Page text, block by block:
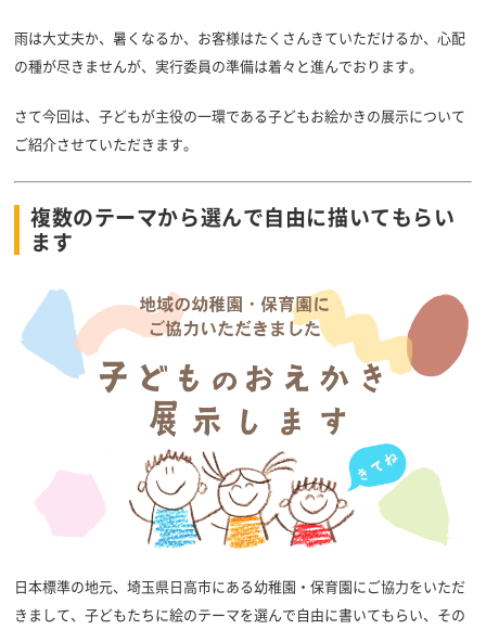
雨は大丈夫か、暑くなるか、お客様はたくさんきていただけるか、心配
の種が尽きませんが、実行委員の準備は着々と進んでおります。
さて今回は、子どもが主役の一環である子どもお絵かきの展示について
ご紹介させていただきます。
複数のテーマから選んで自由に描いてもらい
ます
日本標準の地元、埼玉県日高市にある幼稚園・保育園にご協力をいただ
きまして、子どもたちに絵のテーマを選んで自由に書いてもらい、その